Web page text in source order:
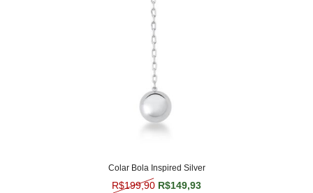
Colar Bola Inspired Silver
R$199,90 O preço original era: R$199,90.
R$149,93